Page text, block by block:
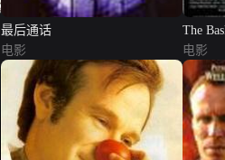
最后通话
电影
The
电影